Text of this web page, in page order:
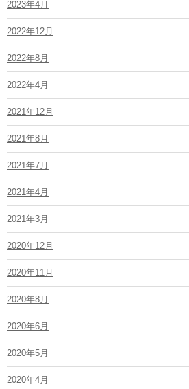
2023年4月
2022年12月
2022年8月
2022年4月
2021年12月
2021年8月
2021年7月
2021年4月
2021年3月
2020年12月
2020年11月
2020年8月
2020年6月
2020年5月
2020年4月